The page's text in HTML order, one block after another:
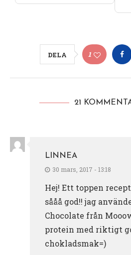
DELA 1
21
LINNEA
30 mars, 2017 - 13:18
Hej! Ett toppen
sååå god!! jag
Chocolate från
protein med riktigt
chokladsmak=)